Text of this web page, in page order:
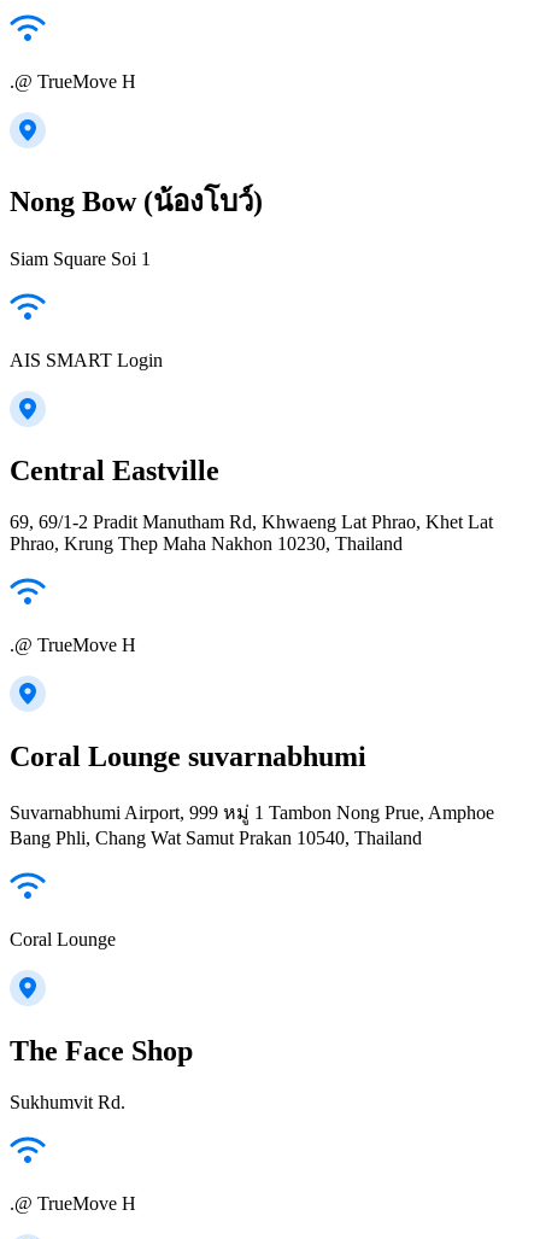
.@ TrueMove H
Nong Bow (น้องโบว์)
Siam Square Soi 1
AIS SMART Login
Central Eastville
69, 69/1-2 Pradit Manutham Rd, Khwaeng Lat Phrao, Khet Lat
Phrao, Krung Thep Maha Nakhon 10230, Thailand
.@ TrueMove H
Coral Lounge suvarnabhumi
Suvarnabhumi Airport, 999 หมู่ 1 Tambon Nong Prue, Amphoe
Bang Phli, Chang Wat Samut Prakan 10540, Thailand
Coral Lounge
The Face Shop
Sukhumvit Rd.
.@ TrueMove H